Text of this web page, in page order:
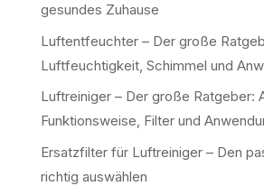
gesundes Zuhause
Luftentfeuchter – Der große
Luftfeuchtigkeit, Schimmel und
Luftreiniger – Der große Ratgeber:
Funktionsweise, Filter und
Ersatzfilter für Luftreiniger – Den
richtig auswählen